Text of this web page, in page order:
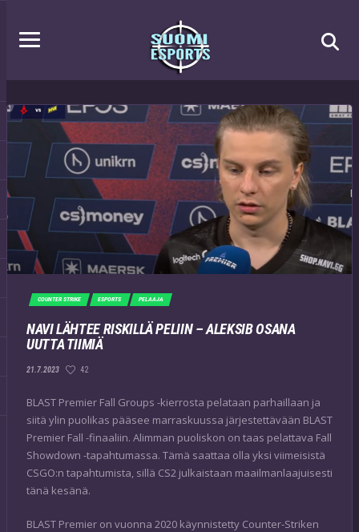
COUNTER STRIKE ESPORTS PELAAJA
NAVI LÄHTEE RISKILLÄ PELIIN – ALEKSIB OSANA
UUTTA TIIMIÄ
21.7.2023 42
BLAST Premier Fall Groups -kierrosta pelataan parhaillaan ja
siitä ylin puolikas pääsee marraskuussa järjestettävään BLAST
Premier Fall -finaaliin. Alimman puoliskon on taas pelattava Fall
Showdown -tapahtumassa. Tämä saattaa olla yksi viimeisistä
CSGO:n tapahtumista, sillä CS2 julkaistaan maailmanlaajuisesti
tänä kesänä.
BLAST Premier on vuonna 2020 käynnistetty Counter-Striken